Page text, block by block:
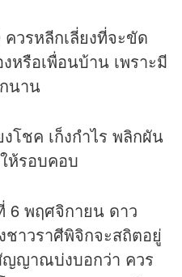
วรหลีกเลี่ยงที่จะขัด
รือเพื่อนบ้าน เพราะมี
นาน
ค เก็งกำไร พลิกผัน
ห้รอบคอบ
พฤศจิกายน ดาว
ชาวราศีพิจิกจะสถิตอยู่
ญาณบ่งบอกว่า ควร